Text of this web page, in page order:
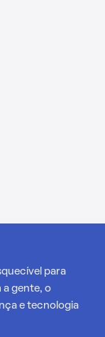
para
a gente, o
e tecnologia